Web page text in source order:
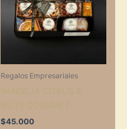
Regalos Empresariales
$45.000